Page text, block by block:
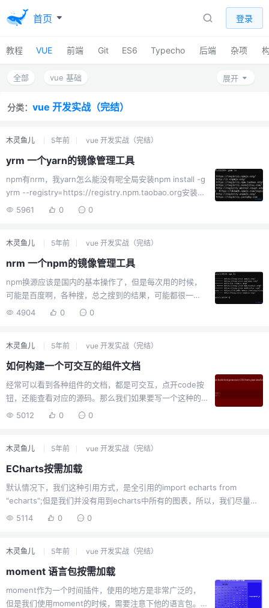
首页 登录
教程 VUE 前端 Git ES6 Typecho 后端 杂项
全部 vue 基础
VUE3 vue3 快速上手
展开
分类： vue 开发实战（完结）
木灵鱼儿 5年前 vue 开发实战（完结）
yrm 一个yarn的镜像管理工具
npm有nrm，我yarn怎么能没有呢全局安装npm install -g
yrm --registry=https://registry.npm.taobao.org安装完
毕，查看ls列表yrm ls如果提示你什么禁止运行脚本，且是
executionpolicy remotesigned //旧win10可以用，新版
win10使用该命令，输入完会让你输入...
5961 0 0
木灵鱼儿 5年前 vue 开发实战（完结）
nrm 一个npm的镜像管理工具
npm换源应该是国内的基本操作了，但是每次用的时候，
可能是百度啊，各种搜，总之搜到的结果，可能都很一
般，不是你复制我，就是我复制你，东西缺胳膊少腿是常
nrmnpm install -g nrm安装完毕后我们可以查看源列表
nrm ls如果提示你什么禁止运行脚本，且是win10
会返回Restricted set-executionpolicy remotesigned //
旧win10可以用，新版不行...
4904 0 0
木灵鱼儿 5年前 vue 开发实战（完结）
如何构建一个可交互的组件文档
经常可以看到各种组件的文档，都是可交互，点开code按
钮，还能查看对应的源码。那么我们如果要写一个这种的
话，最省事的，应该就是在源代码的基础上，我们增加一
vue文件作为代码文本显示代码文本怎么高亮解决这两点我
们也能简单的搭建一个类似的可以交互的组件文档了。当
个成本就很高了，一般人也不会这个，所以就不考虑了。
怎么把vue文件作为代码文本显示webpack有一个插件：
raw-loader他可以把text文本或者vue文件这些文件，拿...
5012 0 0
木灵鱼儿 5年前 vue 开发实战（完结）
ECharts按需加载
默认情况下，我们这种引用方式，是全引用的import echarts from
"echarts";但是我们并没有用到echarts中所有的图表，所以，我们尽量的
按需引入。let echarts = require('echarts/lib/echarts')
require('...
5114 0 0
木灵鱼儿 5年前 vue 开发实战（完结）
moment 语言包按需加载
moment作为一个时间插件，使用的地方是非常广泛的，
但是我们使用moment的时候，需要注意下他的语言包。